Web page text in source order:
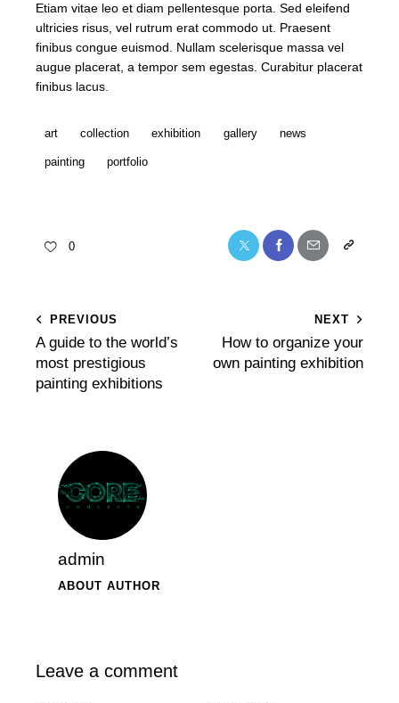
Etiam vitae leo et diam pellentesque porta. Sed eleifend
ultricies risus, vel rutrum erat commodo ut. Praesent
finibus congue euismod. Nullam scelerisque massa vel
augue placerat, a tempor sem egestas. Curabitur placerat
finibus lacus.
art collection exhibition gallery news
painting portfolio
0
PREVIOUS
A guide to the world’s
most prestigious
painting exhibitions
NEXT
How to organize your
own painting exhibition
admin
ABOUT AUTHOR
Leave a comment